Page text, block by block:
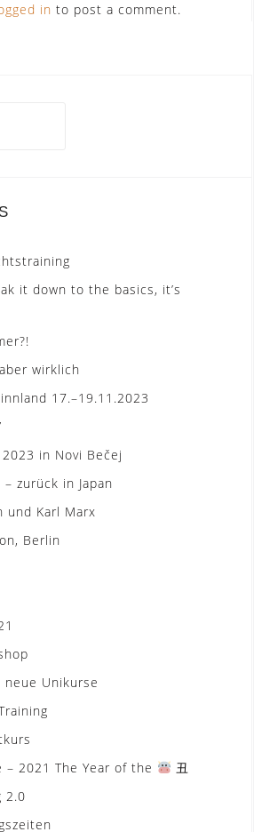
in to post a comment.
it down to the basics, it’s
wirklich
17.–19.11.2023
in Novi Bečej
zurück in Japan
und Karl Marx
Berlin
Unikurse
– 2021 The Year of the
丑
2.0